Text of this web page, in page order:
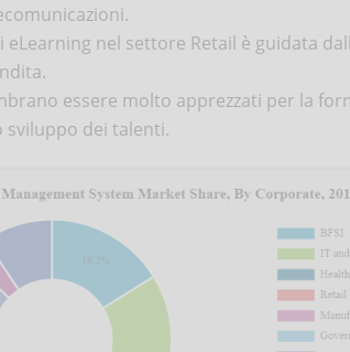
nel settore Retail è guidata
essere molto apprezzati per la
dei talenti.